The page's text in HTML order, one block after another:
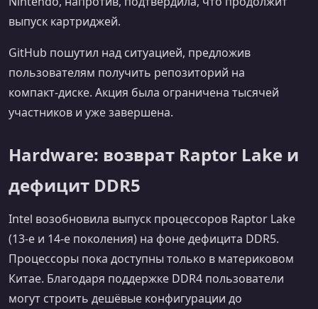
выпуск картриджей.
GitHub пошутил над ситуацией, предложив
пользователям получить репозиторий на
компакт‑диске. Акция была ограничена тысячей
участников и уже завершена.
Hardware: возврат Raptor Lake и
дефицит DDR5
Intel возобновила выпуск процессоров Raptor Lake
(13‑е и 14‑е поколения) на фоне дефицита DDR5.
Процессоры пока доступны только в материковом
Китае. Благодаря поддержке DDR4 пользователи
могут строить дешёвые конфигурации до